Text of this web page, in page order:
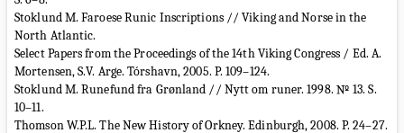
Stoklund M. Faroese Runic Inscriptions // Viking and Norse in the
North Atlantic.
Select Papers from the Proceedings of the 14th Viking Congress / Ed. A.
Mortensen, S.V. Arge. Tórshavn, 2005. P. 109–124.
Stoklund M. Runefund fra Grønland // Nytt om runer. 1998. № 13. S.
10–11.
Thomson W.P.L. The New History of Orkney. Edinburgh, 2008. P. 24–27.